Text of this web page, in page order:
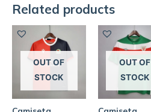
Related products
OUT OF
STOCK
OUT OF
STOCK